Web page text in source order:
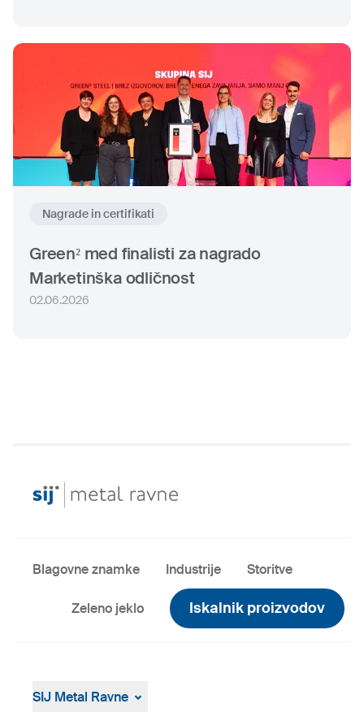
Nagrade in certifikati
Green² med finalisti za nagrado
Marketinška odličnost
02.06.2026
Blagovne znamke Industrije Storitve
Zeleno jeklo Iskalnik proizvodov
SIJ Metal Ravne